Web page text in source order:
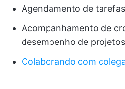
Agendamento de tarefas
Acompanhamento de
desempenho de projetos
Colaborando com